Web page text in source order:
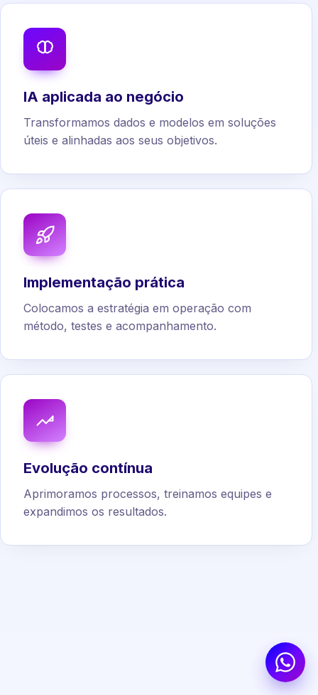
IA aplicada ao negócio
Transformamos dados e modelos em soluções
úteis e alinhadas aos seus objetivos.
Implementação prática
Colocamos a estratégia em operação com
método, testes e acompanhamento.
Evolução contínua
Aprimoramos processos, treinamos equipes e
expandimos os resultados.